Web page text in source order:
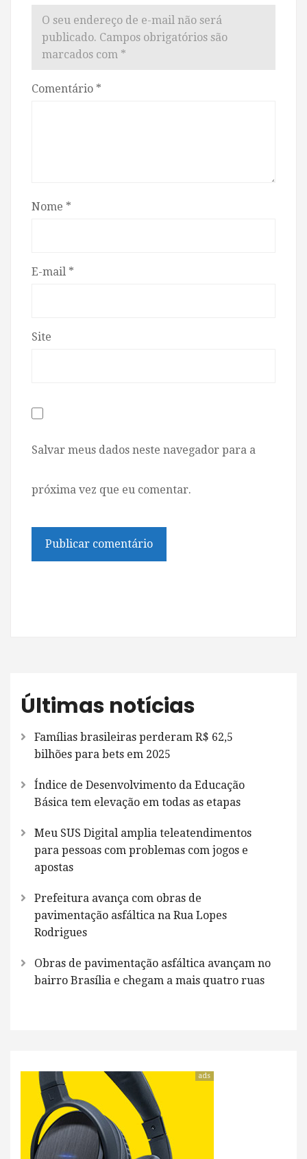
O seu endereço de e-mail não será
publicado. Campos obrigatórios são
marcados com *
Comentário *
Nome *
E-mail *
Site
Salvar meus dados neste navegador para a
próxima vez que eu comentar.
Últimas notícias
Famílias brasileiras perderam R$ 62,5
bilhões para bets em 2025
Índice de Desenvolvimento da Educação
Básica tem elevação em todas as etapas
Meu SUS Digital amplia teleatendimentos
para pessoas com problemas com jogos e
apostas
Prefeitura avança com obras de
pavimentação asfáltica na Rua Lopes
Rodrigues
Obras de pavimentação asfáltica avançam no
bairro Brasília e chegam a mais quatro ruas
ads